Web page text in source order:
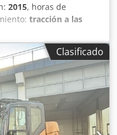
2015, horas de
tracción a las
1650M Peso en vacío:
de trabajo: 5396
- Aire acondicionado
trasero con 3
protección de la cabina
(plegable
asistencia
arrendamiento a través
sin garantía. Salvo
Clasificado